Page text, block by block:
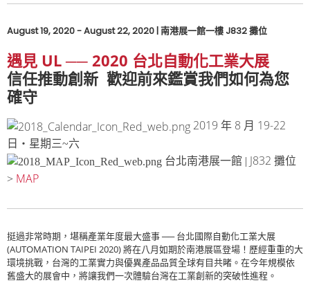
August 19, 2020 - August 22, 2020 | 南港展一館一樓 J832 攤位
遇見 UL── 2020 台北自動化工業大展
信任推動創新 歡迎前來鑑賞我們如何為您
確守
2019 年 8 月 19-22
日‧星期三~六
台北南港展一館 | J832 攤位
> MAP
挺過非常時期，堪稱產業年度最大盛事 ── 台北國際自動化工業大展
(AUTOMATION TAIPEI 2020)將在八月如期於南港展區登場！歷經重重的大
環境挑戰，台灣的工業實力與優異產品品質全球有目共睹。在今年規模依
舊盛大的展會中，將讓我們一次體驗台灣在工業創新的突破性進程 。